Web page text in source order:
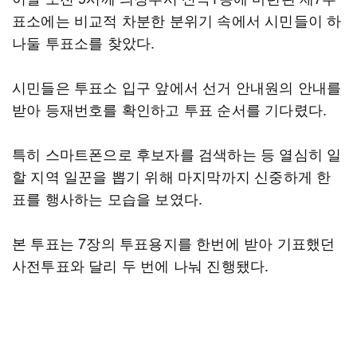
표소에는 비교적 차분한 분위기 속에서 시민들이 하
나둘 투표소를 찾았다.
시민들은 투표소 입구 앞에서 선거 안내원의 안내를
받아 등재번호를 확인하고 투표 순서를 기다렸다.
특히 스마트폰으로 후보자를 검색하는 등 열심히 일
할 지역 일꾼을 뽑기 위해 마지막까지 신중하게 한
표를 행사하는 모습을 보였다.
본 투표는 7장의 투표용지를 한번에 받아 기표했던
사전투표와 달리 두 번에 나눠 진행됐다.